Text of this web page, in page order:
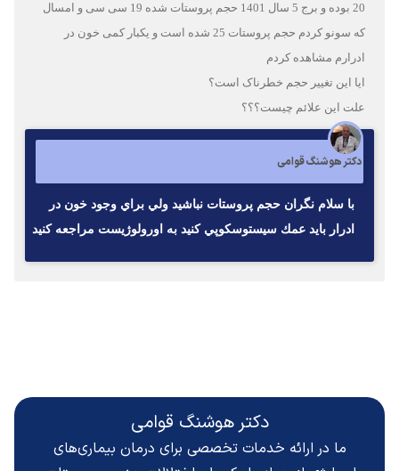
20 بوده و برج 5 سال 1401 حجم پروستات شده 19 سی سی و امسال
که سونو کردم حجم پروستات 25 شده است و یکبار کمی خون در
ادرارم مشاهده کردم
ایا این تغییر حجم خطرناک است؟
علت این علائم چیست؟؟؟
دکتر هوشنگ قوامی
با سلام نگران حجم پروستات نباشيد ولي براي وجود خون در
ادرار بايد عمك سيستوسكوپي كنيد به اورولوژيست مراجعه كنيد
دکتر هوشنگ قوامی
ما در ارائه خدمات تخصصی برای درمان بیماری‌های